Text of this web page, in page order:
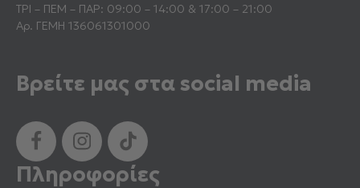
ΤΡΙ – ΠΕΜ – ΠΑΡ: 09:00 – 14:00 & 17:00 – 21:00
Αρ. ΓΕΜΗ 136061301000
Βρείτε μας στα social media
Πληροφορίες